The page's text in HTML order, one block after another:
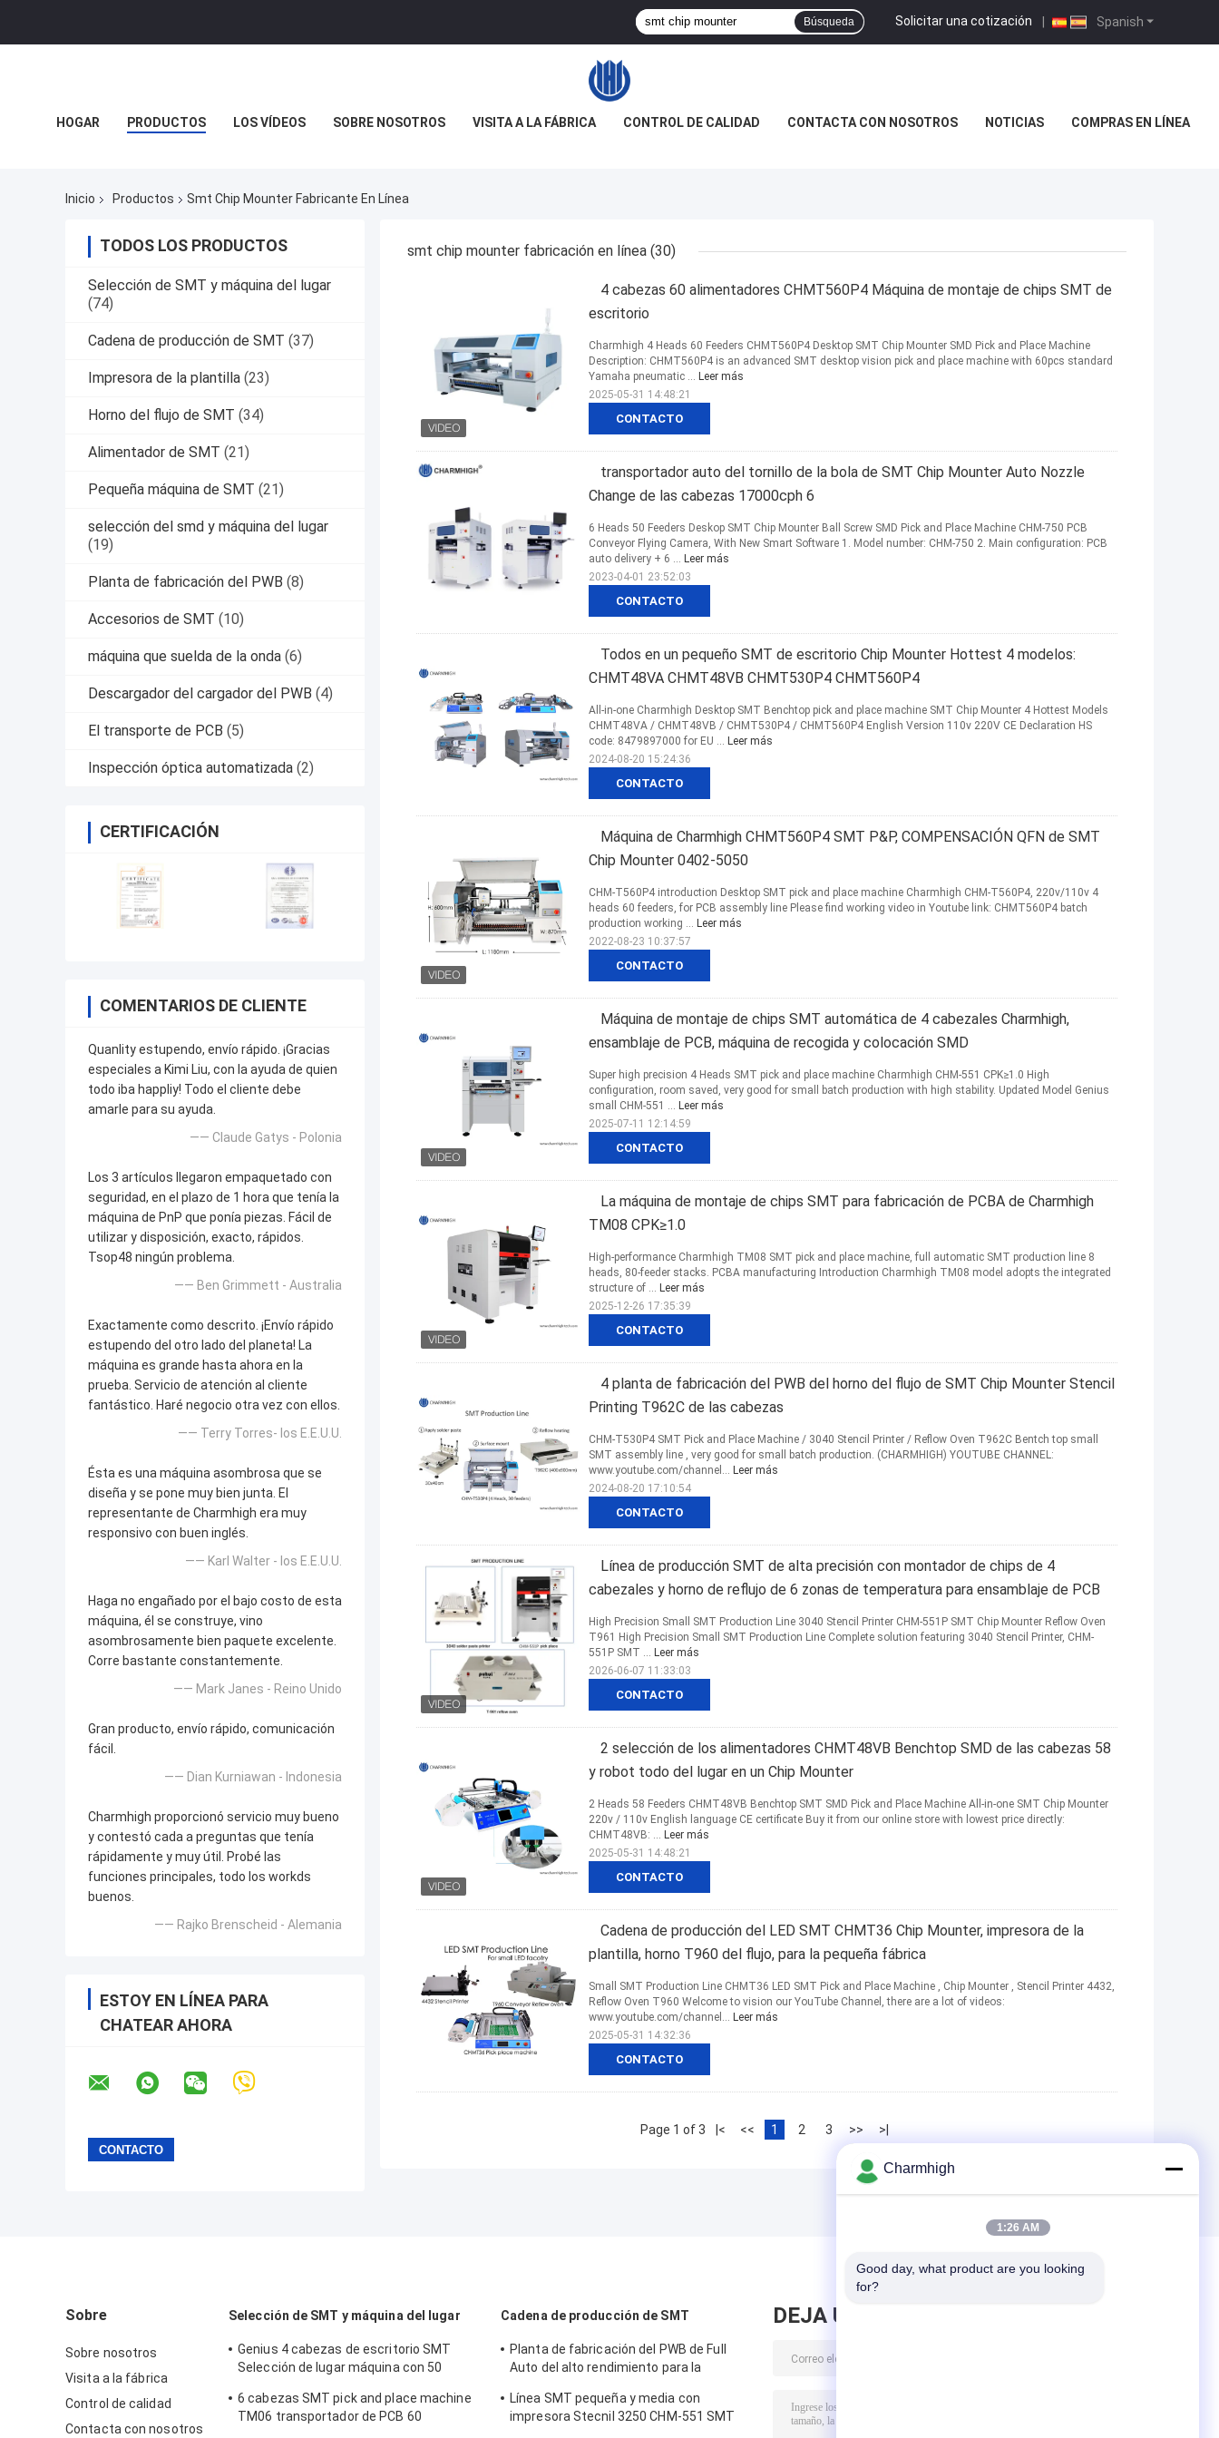
Spanish
Solicitar una cotización |
Búsqueda
HOGAR PRODUCTOS LOS VÍDEOS SOBRE NOSOTROS VISITA A LA FÁBRICA CONTROL DE CALIDAD CONTACTA CON NOSOTROS NOTICIAS COMPRAS EN LÍNEA
Inicio Productos Smt Chip Mounter Fabricante En Línea
TODOS LOS PRODUCTOS
Selección de SMT y máquina del lugar
(74)
Cadena de producción de SMT (37)
Impresora de la plantilla (23)
Horno del flujo de SMT (34)
Alimentador de SMT (21)
Pequeña máquina de SMT (21)
selección del smd y máquina del lugar
(19)
Planta de fabricación del PWB (8)
Accesorios de SMT (10)
máquina que suelda de la onda (6)
Descargador del cargador del PWB (4)
El transporte de PCB (5)
Inspección óptica automatizada (2)
CERTIFICACIÓN
COMENTARIOS DE CLIENTE
Quanlity estupendo, envío rápido. ¡Gracias
especiales a Kimi Liu, con la ayuda de quien
todo iba happliy! Todo el cliente debe
amarle para su ayuda.
—— Claude Gatys - Polonia
Los 3 artículos llegaron empaquetado con
seguridad, en el plazo de 1 hora que tenía la
máquina de PnP que ponía piezas. Fácil de
utilizar y disposición, exacto, rápidos.
Tsop48 ningún problema.
—— Ben Grimmett - Australia
Exactamente como descrito. ¡Envío rápido
estupendo del otro lado del planeta! La
máquina es grande hasta ahora en la
prueba. Servicio de atención al cliente
fantástico. Haré negocio otra vez con ellos.
—— Terry Torres- los E.E.U.U.
Ésta es una máquina asombrosa que se
diseña y se pone muy bien junta. El
representante de Charmhigh era muy
responsivo con buen inglés.
—— Karl Walter - los E.E.U.U.
Haga no engañado por el bajo costo de esta
máquina, él se construye, vino
asombrosamente bien paquete excelente.
Corre bastante constantemente.
—— Mark Janes - Reino Unido
Gran producto, envío rápido, comunicación
fácil.
—— Dian Kurniawan - Indonesia
Charmhigh proporcionó servicio muy bueno
y contestó cada a preguntas que tenía
rápidamente y muy útil. Probé las
funciones principales, todo los workds
buenos.
—— Rajko Brenscheid - Alemania
ESTOY EN LÍNEA PARA
CHATEAR AHORA
smt chip mounter fabricación en línea (30)
4 cabezas 60 alimentadores CHMT560P4 Máquina de montaje de chips SMT de
escritorio
CONTACTO
Charmhigh 4 Heads 60 Feeders CHMT560P4 Desktop SMT Chip Mounter SMD Pick and Place Machine
Description: CHMT560P4 is an advanced SMT desktop vision pick and place machine with 60pcs standard
Yamaha pneumatic ... Leer más
2025-05-31 14:48:21
transportador auto del tornillo de la bola de SMT Chip Mounter Auto Nozzle
Change de las cabezas 17000cph 6
CONTACTO
6 Heads 50 Feeders Deskop SMT Chip Mounter Ball Screw SMD Pick and Place Machine CHM-750 PCB
Conveyor Flying Camera, With New Smart Software 1. Model number: CHM-750 2. Main configuration: PCB
auto delivery + 6 ... Leer más
2023-04-01 23:52:03
Todos en un pequeño SMT de escritorio Chip Mounter Hottest 4 modelos:
CHMT48VA CHMT48VB CHMT530P4 CHMT560P4
CONTACTO
All-in-one Charmhigh Desktop SMT Benchtop pick and place machine SMT Chip Mounter 4 Hottest Models
CHMT48VA / CHMT48VB / CHMT530P4 / CHMT560P4 English Version 110v 220V CE Declaration HS
code: 8479897000 for EU ... Leer más
2024-08-20 15:24:36
Máquina de Charmhigh CHMT560P4 SMT P&P, COMPENSACIÓN QFN de SMT
Chip Mounter 0402-5050
CONTACTO
CHM-T560P4 introduction Desktop SMT pick and place machine Charmhigh CHM-T560P4, 220v/110v 4
heads 60 feeders, for PCB assembly line Please find working video in Youtube link: CHMT560P4 batch
production working ... Leer más
2022-08-23 10:37:57
Máquina de montaje de chips SMT automática de 4 cabezales Charmhigh,
ensamblaje de PCB, máquina de recogida y colocación SMD
CONTACTO
Super high precision 4 Heads SMT pick and place machine Charmhigh CHM-551 CPK≥1.0 High
configuration, room saved, very good for small batch production with high stability. Updated Model Genius
small CHM-551 ... Leer más
2025-07-11 12:14:59
La máquina de montaje de chips SMT para fabricación de PCBA de Charmhigh
TM08 CPK≥1.0
CONTACTO
High-performance Charmhigh TM08 SMT pick and place machine, full automatic SMT production line 8
heads, 80-feeder stacks. PCBA manufacturing Introduction Charmhigh TM08 model adopts the integrated
structure of ... Leer más
2025-12-26 17:35:39
4 planta de fabricación del PWB del horno del flujo de SMT Chip Mounter Stencil
Printing T962C de las cabezas
CONTACTO
CHM-T530P4 SMT Pick and Place Machine / 3040 Stencil Printer / Reflow Oven T962C Bentch top small
SMT assembly line , very good for small batch production. (CHARMHIGH) YOUTUBE CHANNEL:
www.youtube.com/channel... Leer más
2024-08-20 17:10:54
Línea de producción SMT de alta precisión con montador de chips de 4
cabezales y horno de reflujo de 6 zonas de temperatura para ensamblaje de PCB
CONTACTO
High Precision Small SMT Production Line 3040 Stencil Printer CHM-551P SMT Chip Mounter Reflow Oven
T961 High Precision Small SMT Production Line Complete solution featuring 3040 Stencil Printer, CHM-
551P SMT ... Leer más
2026-06-07 11:33:03
2 selección de los alimentadores CHMT48VB Benchtop SMD de las cabezas 58
y robot todo del lugar en un Chip Mounter
CONTACTO
2 Heads 58 Feeders CHMT48VB Benchtop SMT SMD Pick and Place Machine All-in-one SMT Chip Mounter
220v / 110v English language CE certificate Buy it from our online store with lowest price directly:
CHMT48VB: ... Leer más
2025-05-31 14:48:21
Cadena de producción del LED SMT CHMT36 Chip Mounter, impresora de la
plantilla, horno T960 del flujo, para la pequeña fábrica
CONTACTO
Small SMT Production Line CHMT36 LED SMT Pick and Place Machine , Chip Mounter , Stencil Printer 4432,
Reflow Oven T960 Welcome to vision our YouTube Channel, there are a lot of videos:
www.youtube.com/channel... Leer más
2025-05-31 14:32:36
Page 1 of 3 |< << 1 2 3 >> >|
Sobre
Sobre nosotros
Visita a la fábrica
Control de calidad
Contacta con nosotros
Selección de SMT y máquina del lugar
Genius 4 cabezas de escritorio SMT
Selección de lugar máquina con 50
6 cabezas SMT pick and place machine
TM06 transportador de PCB 60
Cadena de producción de SMT
Planta de fabricación del PWB de Full
Auto del alto rendimiento para la
Línea SMT pequeña y media con
impresora Stecnil 3250 CHM-551 SMT
DEJA UN MENSAJE
Charmhigh
1:26 AM
Good day, what product are you looking
for?